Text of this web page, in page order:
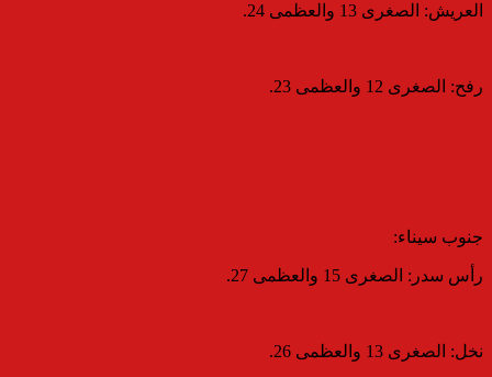
​العريش: الصغرى 13 والعظمى 24.
​رفح: الصغرى 12 والعظمى 23.
​جنوب سيناء:
​رأس سدر: الصغرى 15 والعظمى 27.
​نخل: الصغرى 13 والعظمى 26.